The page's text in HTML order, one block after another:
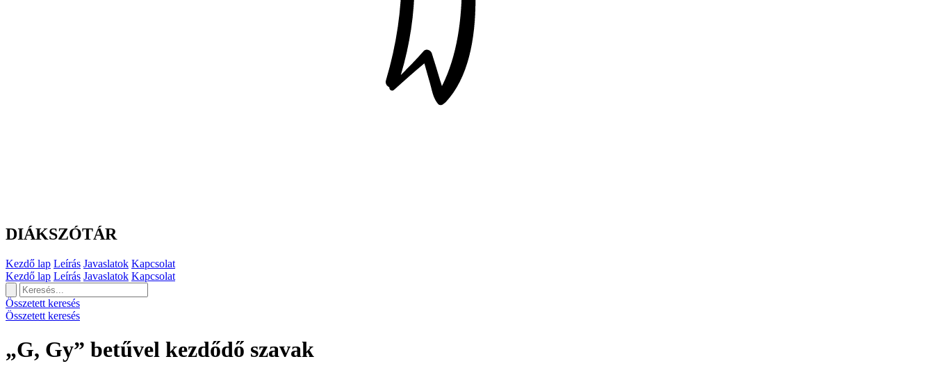
DIÁKSZÓTÁR
Kezdő lap Leírás Javaslatok Kapcsolat
Kezdő lap Leírás Javaslatok Kapcsolat
Összetett keresés
Összetett keresés
„G, Gy” betűvel kezdődő szavak